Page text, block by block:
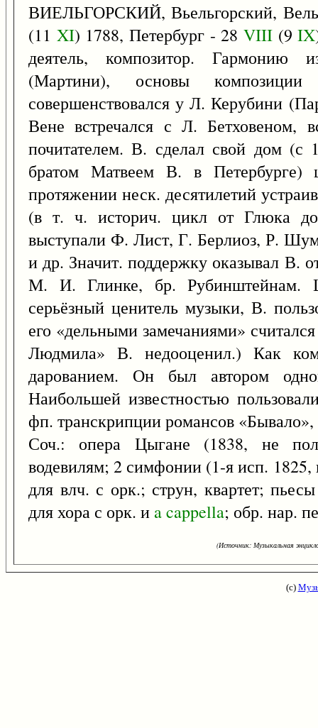
ВИЕЛЬГОРСКИЙ, Вьельгорский,
(11 XI) 1788, Петербург - 28 VIII(9IX
деятель, композитор. Гармонию
(Мартини), основы
совершенствовался у Л. Керубини
Вене встречался с Л. Бетховеном,
почитателем. В. сделал свой дом
братом Матвеем В. в Петербурге)
протяжении неск. десятилетий
(в т. ч. историч. цикл от Глюка
выступали Ф. Лист, Г. Берлиоз, Р.
и др. Значит. поддержку оказывал В.
М. И. Глинке, бр. Рубинштейнам.
серьёзный ценитель музыки, В.
его «дельными замечаниями»
Людмила» В. недооценил.) Как
дарованием. Он был автором
Наибольшей известностью
фп. транскрипции романсов
Соч.: опера Цыгане (1838, не
водевилям; 2 симфонии (1-я исп.
для влч. с орк.; струн, квартет;
для хора с орк. и acappella; обр. нар.
(Источник: Музыкальная
(с)